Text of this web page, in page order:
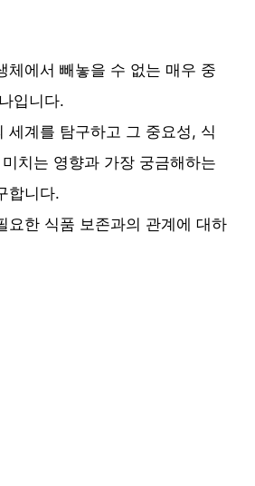
체에서 빼놓을 수 없는 매우 중
입니다.
세계를 탐구하고 그 중요성, 식
치는 영향과 가장 궁금해하는
합니다.
요한 식품 보존과의 관계에 대하